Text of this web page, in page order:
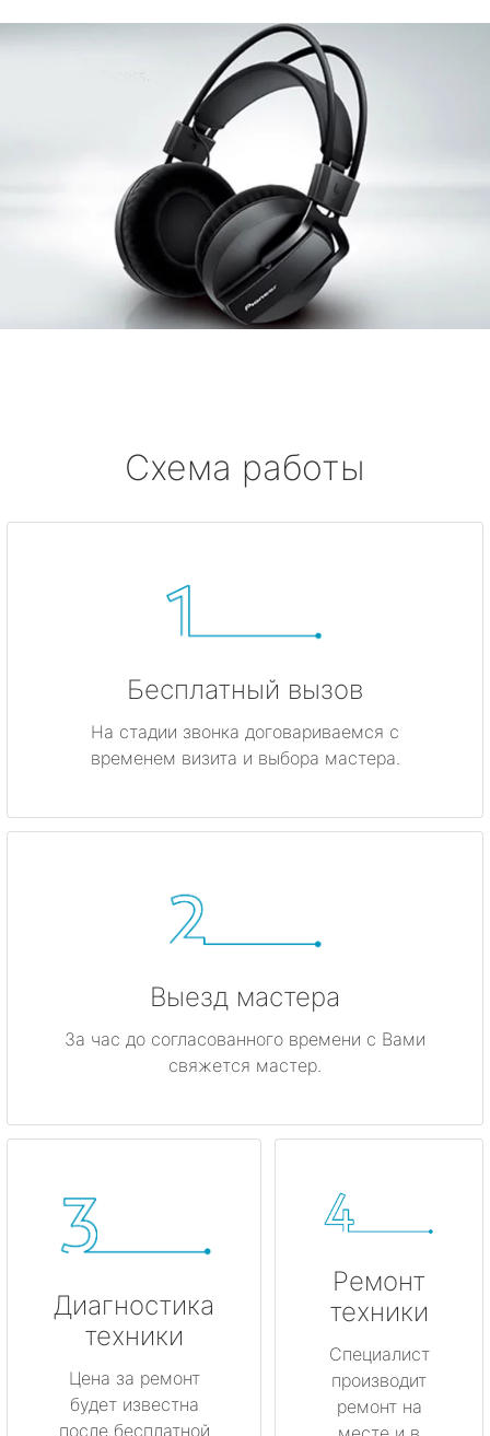
Схема работы
Бесплатный вызов
На стадии звонка договариваемся с
временем визита и выбора мастера.
Выезд мастера
За час до согласованного времени с Вами
свяжется мастер.
Диагностика
техники
Цена за ремонт
будет известна
после бесплатной
Ремонт
техники
Специалист
производит
ремонт на